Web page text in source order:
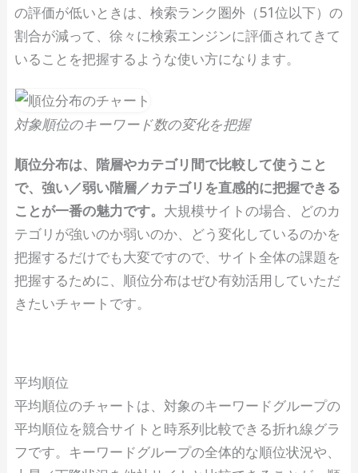
の評価が低いときは、検索ランク圏外（51位以下）の
割合が減って、徐々に検索エンジンに評価されてきて
いることを把握するような使い方になります。
対象順位のキーワード数の変化を把握
順位分布は、階層やカテゴリ間で比較して使うこと
で、強い／弱い階層／カテゴリを直感的に把握できる
ことが一番の魅力です。 大規模サイトの場合、どのカ
テゴリが強いのか弱いのか、どう変化しているのかを
把握するだけでも大変ですので、サイト全体の課題を
把握するために、順位分布はぜひ有効活用していただ
きたいチャートです。
平均順位
平均順位のチャートは、対象のキーワードグループの
平均順位を競合サイトと時系列比較できる折れ線グラ
フです。キーワードグループの全体的な順位状況や、